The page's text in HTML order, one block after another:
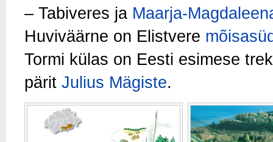
– Tabiveres ja Maarja-
Huviväärne on Elistvere
Tormi külas on Eesti esimese
pärit Julius Mägiste.